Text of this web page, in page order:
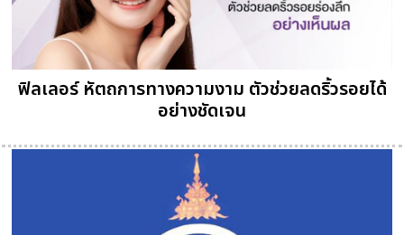
ฟิลเลอร์ หัตถการทางความงาม ตัวช่วยลดริ้วรอยได้
อย่างชัดเจน